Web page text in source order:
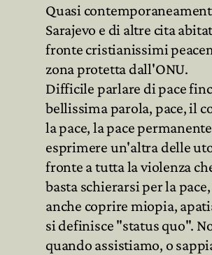
Quasi
Sarajevo e di altre cita
fronte cristianissimi
zona protetta dall'ONU.
Difficile parlare di pace
bellissima parola, pace, il
la pace, la pace
esprimere un'altra delle
fronte a tutta la violenza
basta schierarsi per la
anche coprire miopia,
si definisce "status quo".
quando assistiamo, o